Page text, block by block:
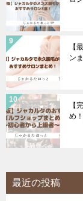
【
ン
【
め
最近の投稿